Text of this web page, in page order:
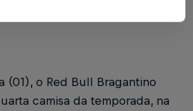
(01), o Red Bull Bragantino
camisa da temporada, na